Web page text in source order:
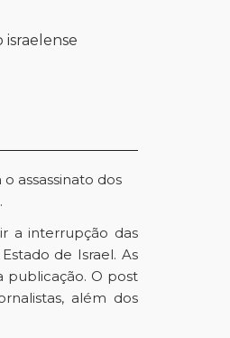
assassinato dos
a interrupção das
de Israel. As
publicação. O post
além dos